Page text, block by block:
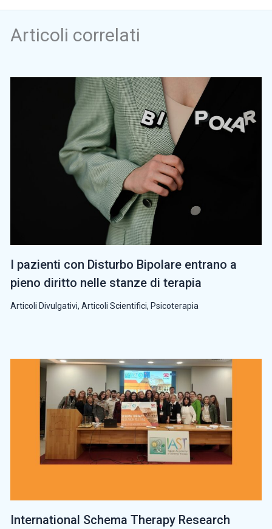
Articoli correlati
I pazienti con Disturbo Bipolare entrano a
pieno diritto nelle stanze di terapia
Articoli Divulgativi, Articoli Scientifici, Psicoterapia
International Schema Therapy Research